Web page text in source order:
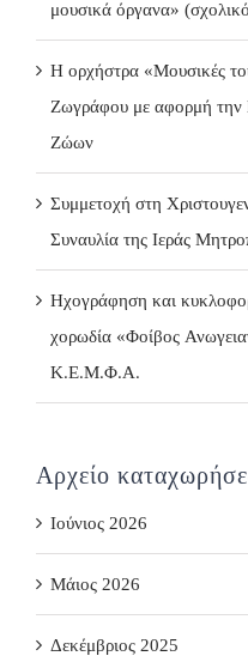
μουσικά όργανα»
Η ορχήστρα «Μουσικές
Ζωγράφου με αφορμή
Ζώων
Συμμετοχή στη
Συναυλία της Ιεράς
Ηχογράφηση και
χορωδία «Φοίβος
Κ.Ε.Μ.Φ.Α.
Αρχείο
Ιούνιος 2026
Μάιος 2026
Δεκέμβριος 2025